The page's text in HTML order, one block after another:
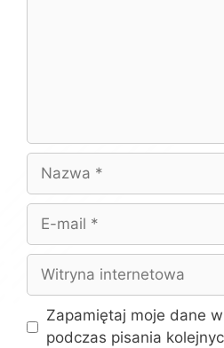
Nazwa
Witryna
internetowa
Zapamiętaj moje dane
podczas pisania